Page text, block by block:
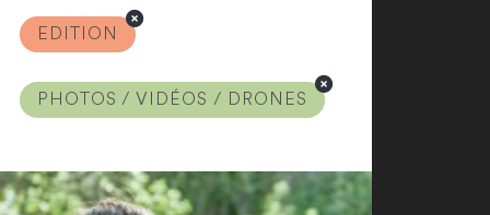
EDITION
PHOTOS / VIDÉOS / DRONES